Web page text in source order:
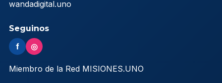
wandadigital.uno
Seguinos
f ◎
Miembro de la Red MISIONES.UNO